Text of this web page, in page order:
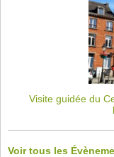
Visite guidée du
Voir tous les